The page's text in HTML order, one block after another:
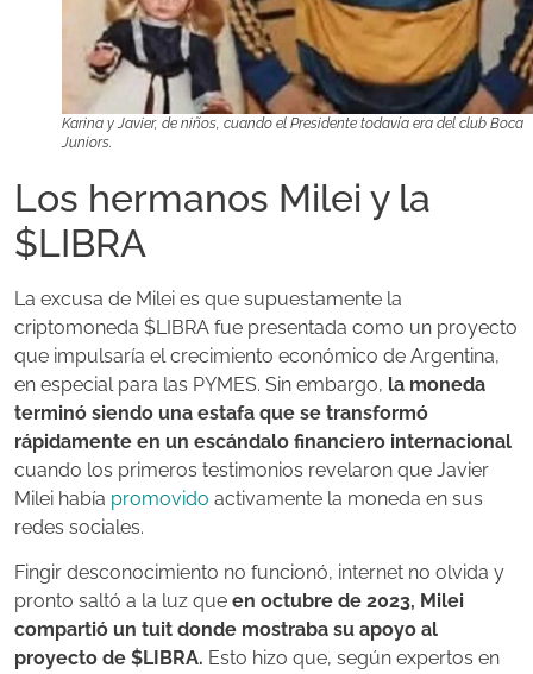
Karina y Javier, de niños, cuando el Presidente todavía era del club Boca
Juniors.
Los hermanos Milei y la
$LIBRA
La excusa de Milei es que supuestamente la
criptomoneda $LIBRA fue presentada como un proyecto
que impulsaría el crecimiento económico de Argentina,
en especial para las PYMES. Sin embargo, la moneda
terminó siendo una estafa que se transformó
rápidamente en un escándalo financiero internacional
cuando los primeros testimonios revelaron que Javier
Milei había promovido activamente la moneda en sus
redes sociales.
Fingir desconocimiento no funcionó, internet no olvida y
pronto saltó a la luz que en octubre de 2023, Milei
compartió un tuit donde mostraba su apoyo al
proyecto de $LIBRA. Esto hizo que, según expertos en